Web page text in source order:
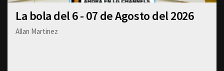
La bola del 6 - 07 de Agosto del 2026
Allan Martinez